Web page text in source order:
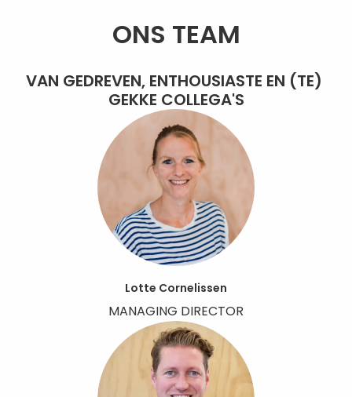
ONS TEAM
VAN GEDREVEN, ENTHOUSIASTE EN (TE)
GEKKE COLLEGA'S
Lotte Cornelissen
MANAGING DIRECTOR